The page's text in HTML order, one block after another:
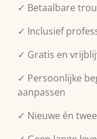
✓ Betaalbare
✓ Inclusief
✓ Gratis en
✓ Persoonlijke
aanpassen
✓ Nieuwe én